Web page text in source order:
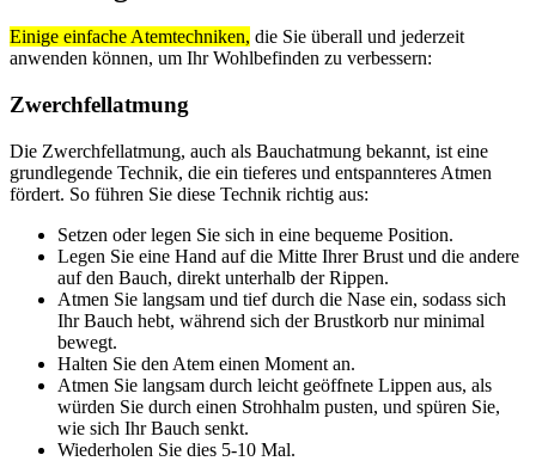
Einige einfache Atemtechniken, die Sie überall und jederzeit
anwenden können, um Ihr Wohlbefinden zu verbessern:
Zwerchfellatmung
Die Zwerchfellatmung, auch als Bauchatmung bekannt, ist eine
grundlegende Technik, die ein tieferes und entspannteres Atmen
fördert. So führen Sie diese Technik richtig aus:
Setzen oder legen Sie sich in eine bequeme Position.
Legen Sie eine Hand auf die Mitte Ihrer Brust und die andere
auf den Bauch, direkt unterhalb der Rippen.
Atmen Sie langsam und tief durch die Nase ein, sodass sich
Ihr Bauch hebt, während sich der Brustkorb nur minimal
bewegt.
Halten Sie den Atem einen Moment an.
Atmen Sie langsam durch leicht geöffnete Lippen aus, als
würden Sie durch einen Strohhalm pusten, und spüren Sie,
wie sich Ihr Bauch senkt.
Wiederholen Sie dies 5-10 Mal.